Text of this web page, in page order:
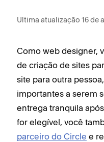
Ultima atualização 16 de
Como web designer,
de criação de sites
site para outra
importantes a serem
entrega tranquila
for elegível, você
parceiro do Circle e